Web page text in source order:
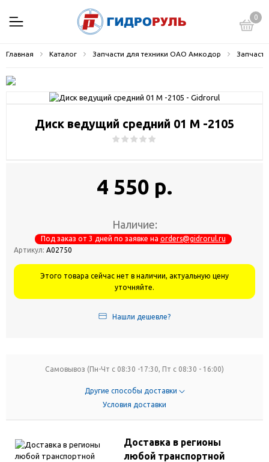
0
Главная Каталог Запчасти для техники ОАО Амкодор
Диск ведущий средний 01 М -2105
4 550 р.
Наличие:
Под заказ от 3 дней по заявке на orders@gidrorul.ru
Артикул: А02750
Этого товара сейчас нет в наличии, актуальную цену
уточняйте.
Нашли дешевле?
Самовывоз (Пн-Чт с 08:30 -17:30, Пт с 08:30 - 16:00)
Другие способы доставки
Условия доставки
Доставка в регионы
любой транспортной